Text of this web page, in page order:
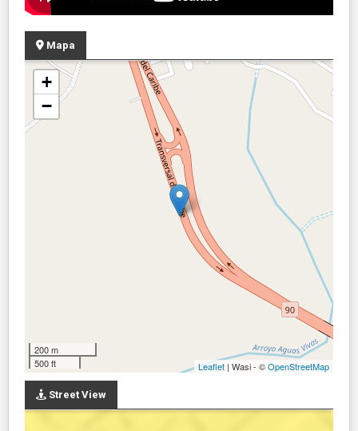
Mapa
+
−
200 m
500 ft
Leaflet | Wasi - ©OpenStreetMap
Street View